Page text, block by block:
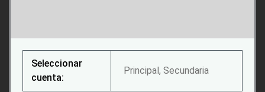
Seleccionar
cuenta:
Principal, Secundaria